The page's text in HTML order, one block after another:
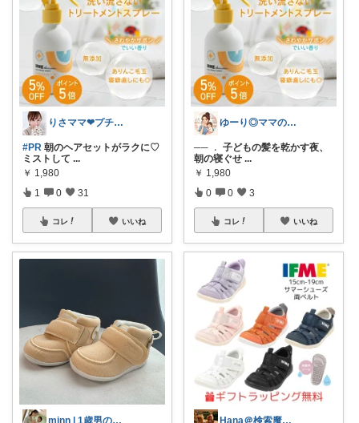
りさママ❤プチプラ×淡色
#PR 朝のヘアセットがラクに♡
ミストして ...
￥ 1,980
1 0 31
コレ いいね
ゆーり◎ママのための時短美容
── ﹒ 子どもの髪を乾かす夜、
朝の寝ぐせ ...
￥ 1,980
0 0 3
コレ いいね